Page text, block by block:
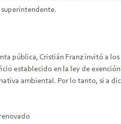
pública, Cristián Franz invitó a
establecido en la ley de
ambiental. Por lo tanto, si a